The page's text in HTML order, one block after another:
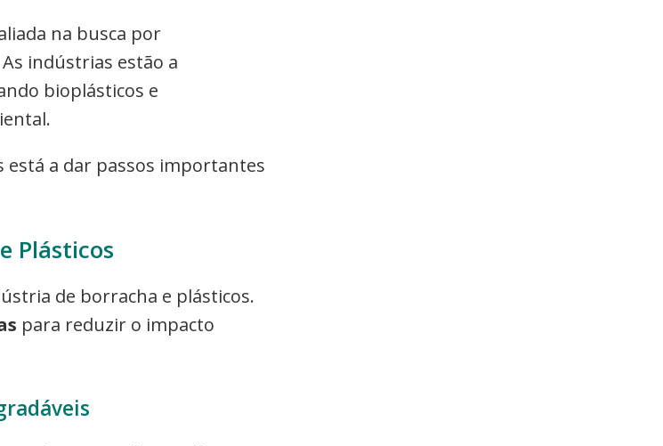
na busca por
indústrias estão a
bioplásticos e
está a dar passos importantes
Plásticos
de borracha e plásticos.
para reduzir o impacto